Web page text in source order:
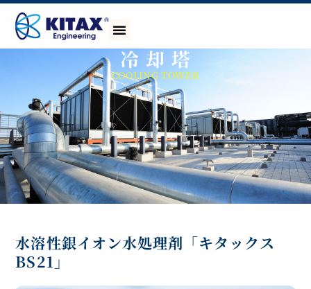
冷 却 塔
COOLING TOWER
水溶性銀イオン水処理剤「キタックス
BS21」